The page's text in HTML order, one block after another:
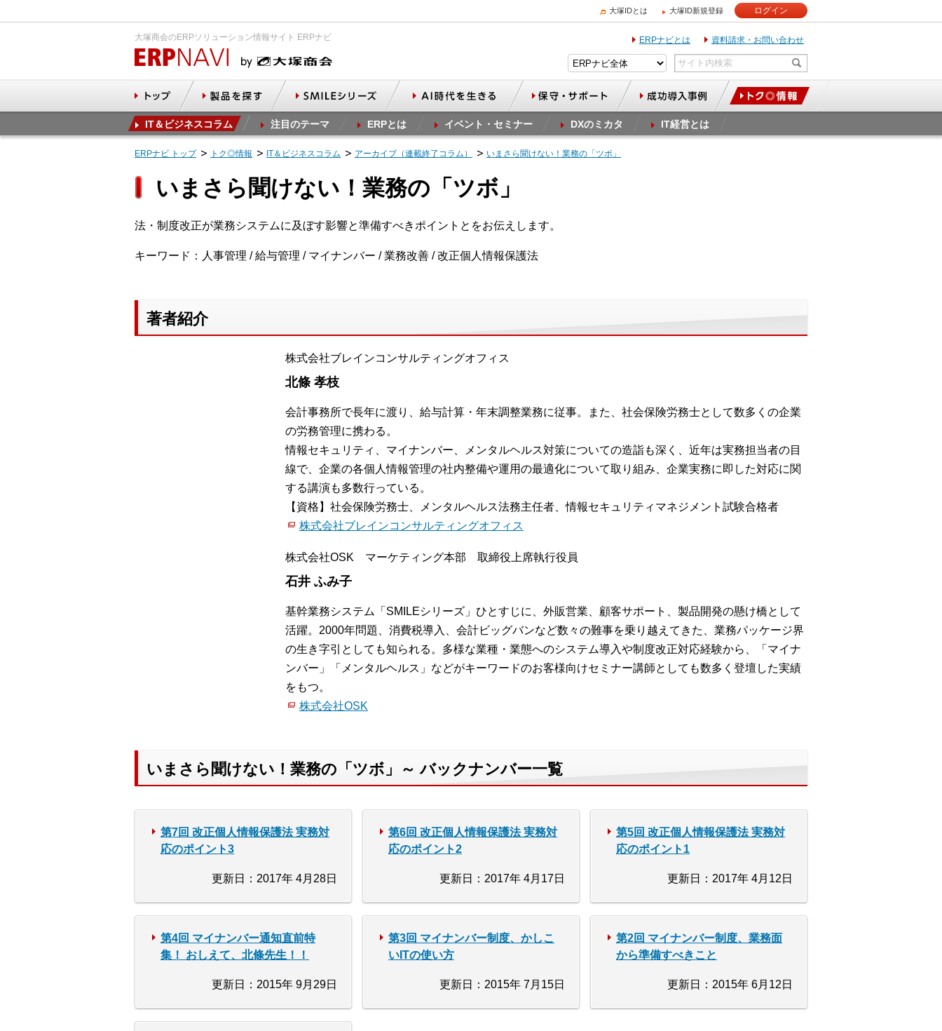
大塚IDとは 大塚ID新規登録 ログイン
大塚商会のERPソリューション情報サイト ERPナビ ERPナビとは 資料請求・お問い合わせ
IT＆ビジネスコラム 注目のテーマ ERPとは イベント・セミナー DXのミカタ IT経営とは
ERPナビ トップ トク◎情報 IT＆ビジネスコラム アーカイブ（連載終了コラム） いまさら聞けない！業務の「ツボ」
いまさら聞けない！業務の「ツボ」
法・制度改正が業務システムに及ぼす影響と準備すべきポイントとをお伝えします。
キーワード：人事管理 / 給与管理 / マイナンバー / 業務改善 / 改正個人情報保護法
著者紹介
株式会社ブレインコンサルティングオフィス
北條 孝枝
会計事務所で長年に渡り、給与計算・年末調整業務に従事。また、社会保険労務士として数多くの企業
の労務管理に携わる。
情報セキュリティ、マイナンバー、メンタルヘルス対策についての造詣も深く、近年は実務担当者の目
線で、企業の各個人情報管理の社内整備や運用の最適化について取り組み、企業実務に即した対応に関
する講演も多数行っている。
【資格】社会保険労務士、メンタルヘルス法務主任者、情報セキュリティマネジメント試験合格者
株式会社ブレインコンサルティングオフィス
株式会社OSK マーケティング本部 取締役上席執行役員
石井 ふみ子
基幹業務システム「SMILEシリーズ」ひとすじに、外販営業、顧客サポート、製品開発の懸け橋として
活躍。2000年問題、消費税導入、会計ビッグバンなど数々の難事を乗り越えてきた、業務パッケージ界
の生き字引としても知られる。多様な業種・業態へのシステム導入や制度改正対応経験から、「マイナ
ンバー」「メンタルヘルス」などがキーワードのお客様向けセミナー講師としても数多く登壇した実績
をもつ。
株式会社OSK
いまさら聞けない！業務の「ツボ」～ バックナンバー一覧
第7回 改正個人情報保護法 実務対
応のポイント3
更新日：2017年 4月28日
第6回 改正個人情報保護法 実務対
応のポイント2
更新日：2017年 4月17日
第5回 改正個人情報保護法 実務対
応のポイント1
更新日：2017年 4月12日
第4回 マイナンバー通知直前特
集！ おしえて、北條先生！！
更新日：2015年 9月29日
第3回 マイナンバー制度、かしこ
いITの使い方
更新日：2015年 7月15日
第2回 マイナンバー制度、業務面
から準備すべきこと
更新日：2015年 6月12日